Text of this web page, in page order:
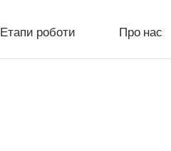
Етапи роботи Про нас